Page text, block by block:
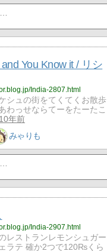
You Know it / リシ
India-2807.html
シュの街をてくてくお散歩
わっせならてーをたーたこ
10年前
みゃりも
India-2907.html
レストランレモンシュガー
ラテ 確か2つで120₨くら